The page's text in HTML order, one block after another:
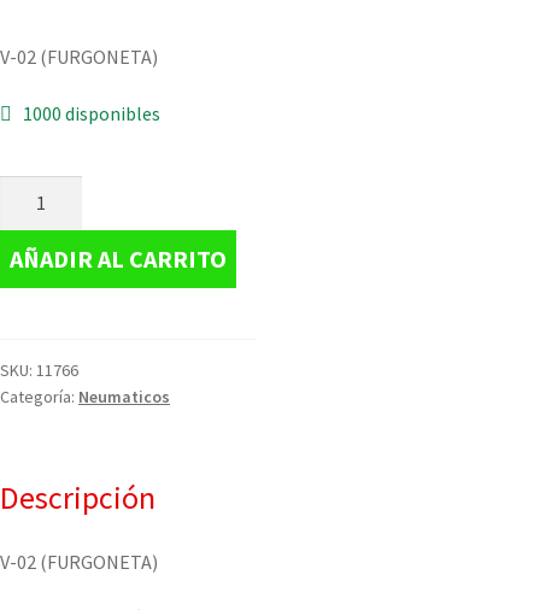
V-02 (FURGONETA)
1000 disponibles
AÑADIR AL CARRITO
SKU: 11766
Categoría: Neumaticos
Descripción
V-02 (FURGONETA)